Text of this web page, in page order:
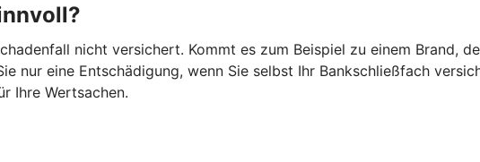
nicht versichert. Kommt es zum Beispiel zu einem Brand,
nur eine Entschädigung, wenn Sie selbst Ihr Bankschließfach
Ihre Wertsachen.